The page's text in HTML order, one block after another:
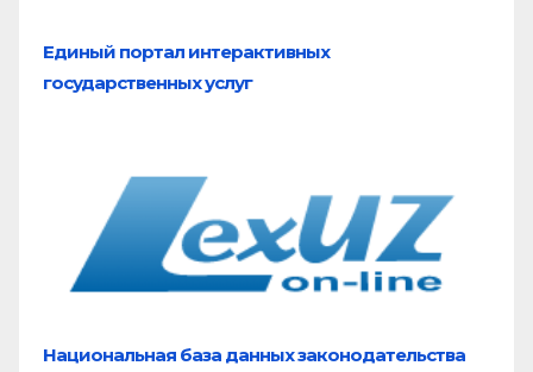
Единый портал интерактивных
государственных услуг
Национальная база данных законодательства